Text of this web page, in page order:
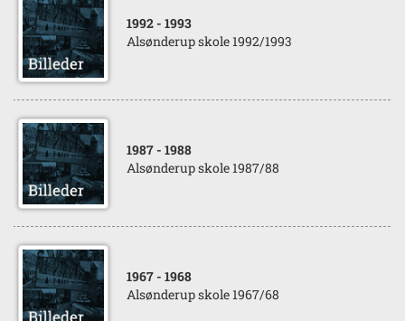
1992 - 1993
Alsønderup skole 1992/1993
1987 - 1988
Alsønderup skole 1987/88
1967 - 1968
Alsønderup skole 1967/68